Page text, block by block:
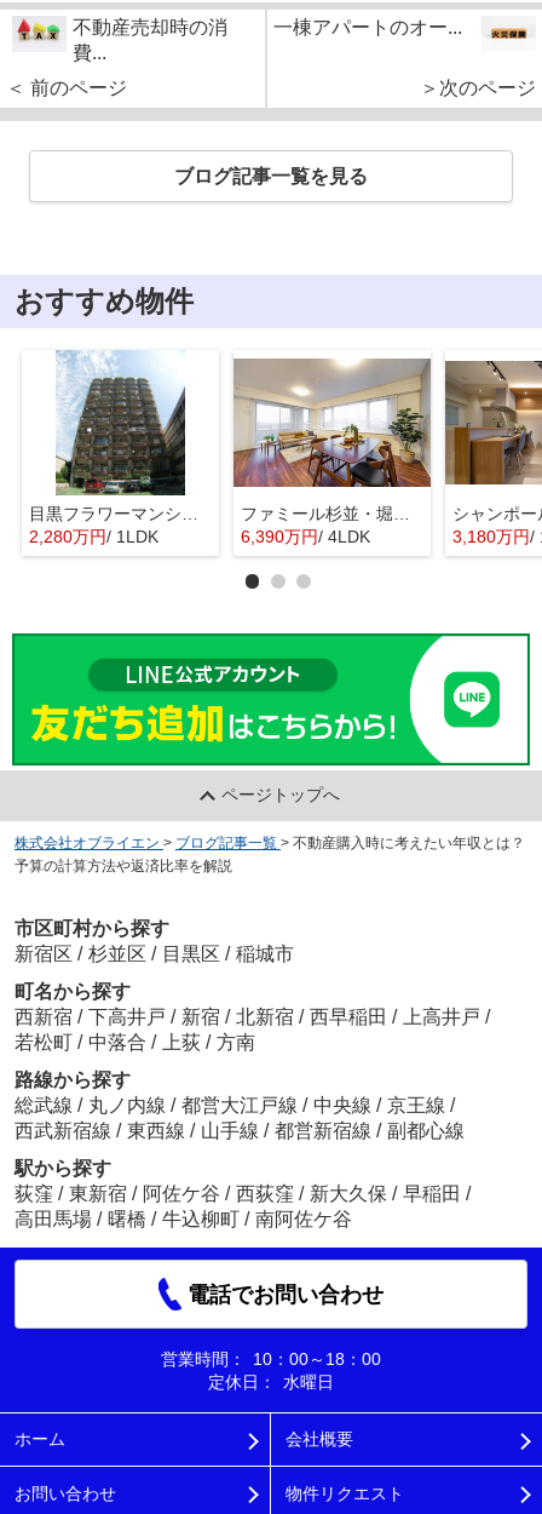
不動産売却時の消
費...
＜ 前のページ
一棟アパートのオー...
＞次のページ
ブログ記事一覧を見る
おすすめ物件
目黒フラワーマンション 11階部分
2,280万円/ 1LDK
ファミール杉並・堀ノ内ガーデンテラス
6,390万円/ 4LDK 3,180万円/
ページトップへ
株式会社オブライエン > ブログ記事一覧 > 不動産購入時に考えたい年収とは？
予算の計算方法や返済比率を解説
市区町村から探す
新宿区 / 杉並区 / 目黒区 / 稲城市
町名から探す
西新宿 / 下高井戸 / 新宿 / 北新宿 / 西早稲田 / 上高井戸 /
若松町 / 中落合 / 上荻 / 方南
路線から探す
総武線 / 丸ノ内線 / 都営大江戸線 / 中央線 / 京王線 /
西武新宿線 / 東西線 / 山手線 / 都営新宿線 / 副都心線
駅から探す
荻窪 / 東新宿 / 阿佐ケ谷 / 西荻窪 / 新大久保 / 早稲田 /
高田馬場 / 曙橋 / 牛込柳町 / 南阿佐ケ谷
電話でお問い合わせ
営業時間：
10：00～18：00
定休日：
水曜日
ホーム 会社概要
お問い合わせ 物件リクエスト